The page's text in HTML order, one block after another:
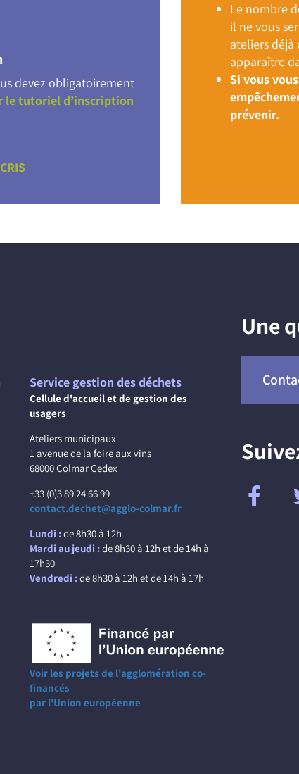
devez obligatoirement
le tutoriel d’inscription
Le nombre
il ne vous
ateliers déjà
apparaître
Si vous
prévenir.
Service gestion des déchets
Cellule d'accueil et de gestion des
usagers
Ateliers municipaux
1 avenue de la foire aux vins
68000 Colmar Cedex
+33 (0)3 89 24 66 99
contact.dechet@agglo-colmar.fr
Lundi :de 8h30 à 12h
Mardi au jeudi :de 8h30 à 12h et de 14h à
17h30
Vendredi :de 8h30 à 12h et de 14h à 17h
Voir les projets de l'agglomération co-
financés
par l'Union européenne
Une